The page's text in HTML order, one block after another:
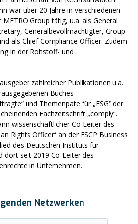
war über 20 Jahre in verschiedenen
Group tätig, u.a. als General
Generalbevollmächtigter, Group
als Chief Compliance Officer. Zudem
in der Rohstoff- und
zahlreicher Publikationen u.a.
Buches
und Themenpate für „ESG“ der
Fachzeitschrift „comply“.
wissenschaftlicher Co-Leiter des
Rights Officer“ an der ESCP Business
des Deutschen Instituts für
dort seit 2019 Co-Leiter des
in Unternehmen.
Netzwerken